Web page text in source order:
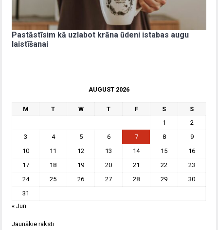
Pastāstīsim kā uzlabot krāna ūdeni istabas augu
laistīšanai
AUGUST 2026
M T W T F S
S
1
2
3
4 5 6 7 8
9
10
11 12 13 14 15
16
17
18 19 20 21 22
23
24
25 26 27 28 29
30
31
« Jun
Jaunākie raksti